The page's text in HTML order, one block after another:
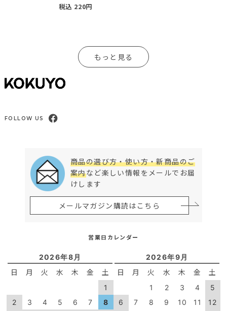
税込 220円
もっと見る
FOLLOW US
商品の選び方・使い方・新商品のご
案内など楽しい情報をメールでお届
けします
メールマガジン購読はこちら
営業日カレンダー
2026年8月
日 月 火 水 木 金 土
1
2
3 4 5 6 7
8
2026年9月
日 月 火 水 木 金 土
1 2 3 4
5
6
7 8 9 10 11
12